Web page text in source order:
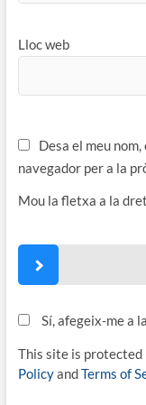
Lloc web
Desa el meu
navegador per a la
Mou la fletxa a la
Sí, afegeix-me a
This site is protected
PolicyandTerms of